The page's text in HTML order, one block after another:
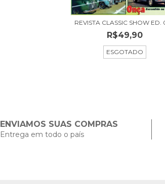
REVISTA CLASSIC SHOW ED.
R$49,90
ESGOTADO
ENVIAMOS SUAS COMPRAS
Entrega em todo o país